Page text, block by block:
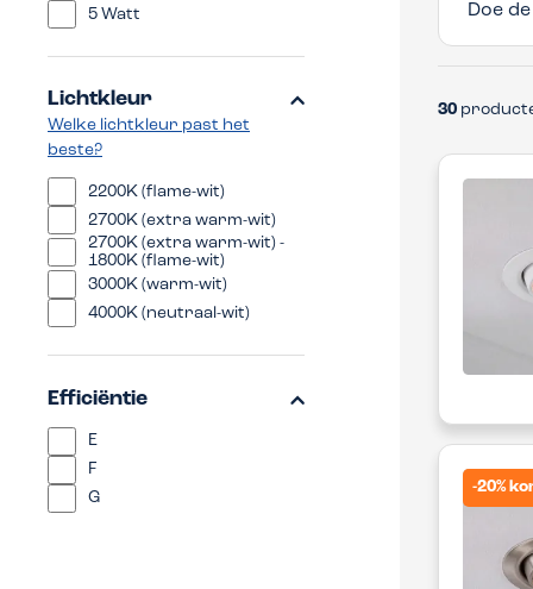
5 Watt
Lichtkleur
Welke lichtkleur past het
beste?
2200K (flame-wit)
2700K (extra warm-wit)
2700K (extra warm-wit) -
1800K (flame-wit)
3000K (warm-wit)
4000K (neutraal-wit)
Efficiëntie
E
F
G
Doe
30
-20%